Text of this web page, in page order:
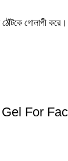
গোলাপী
For